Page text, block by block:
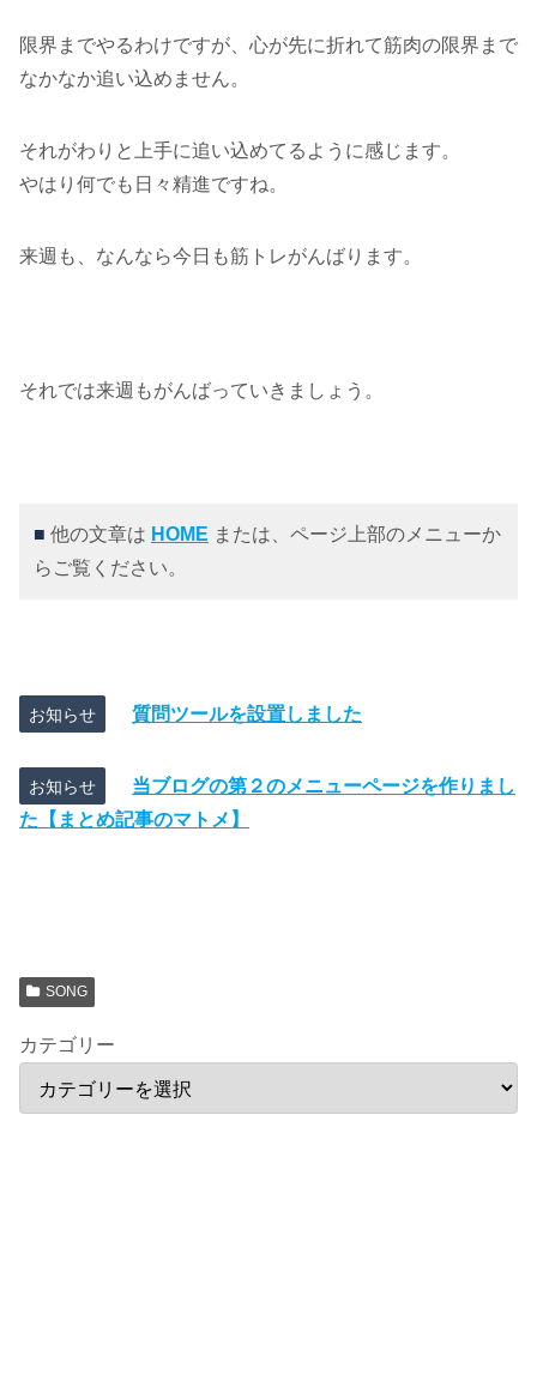
限界までやるわけですが、心が先に折れて筋肉の限界まで
なかなか追い込めません。
それがわりと上手に追い込めてるように感じます。
やはり何でも日々精進ですね。
来週も、なんなら今日も筋トレがんばります。
それでは来週もがんばっていきましょう。
■ 他の文章は HOME または、ページ上部のメニューか
らご覧ください。
お知らせ 質問ツールを設置しました
お知らせ
当ブログの第２のメニューページを作りまし
た【まとめ記事のマトメ】
SONG
カテゴリー